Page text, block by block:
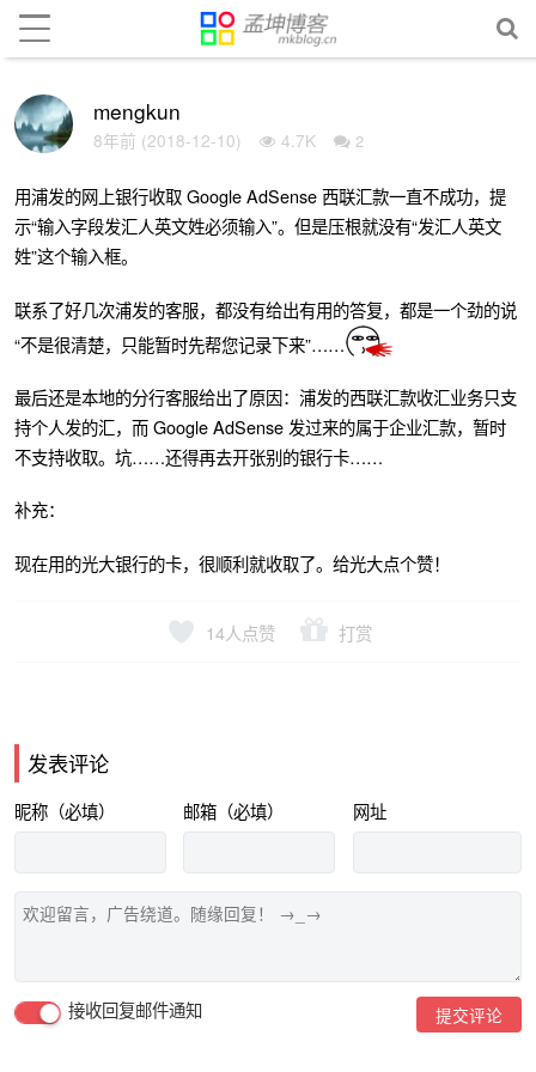
mengkun
8年前 (2018-12-10) 4.7K 2
用浦发的网上银行收取 Google AdSense 西联汇款一直不成功，提
示“输入字段发汇人英文姓必须输入”。但是压根就没有“发汇人英文
姓”这个输入框。
联系了好几次浦发的客服，都没有给出有用的答复，都是一个劲的说
“不是很清楚，只能暂时先帮您记录下来”……
最后还是本地的分行客服给出了原因：浦发的西联汇款收汇业务只支
持个人发的汇，而 Google AdSense 发过来的属于企业汇款，暂时
不支持收取。坑……还得再去开张别的银行卡……
补充：
现在用的光大银行的卡，很顺利就收取了。给光大点个赞！
14人点赞 打赏
发表评论
昵称（必填） 邮箱（必填） 网址
接收回复邮件通知 提交评论